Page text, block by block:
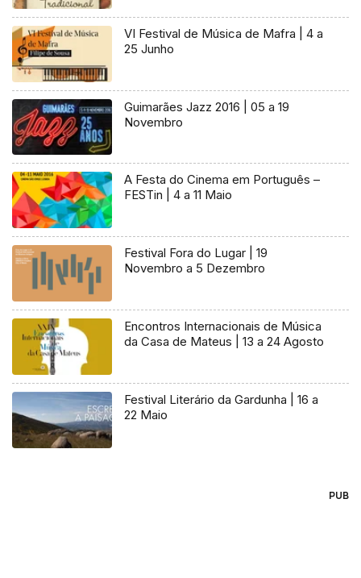
VI Festival de Música de Mafra | 4 a
25 Junho
Guimarães Jazz 2016 | 05 a 19
Novembro
A Festa do Cinema em Português –
FESTin | 4 a 11 Maio
Festival Fora do Lugar | 19
Novembro a 5 Dezembro
Encontros Internacionais de Música
da Casa de Mateus | 13 a 24 Agosto
Festival Literário da Gardunha | 16 a
22 Maio
PUB